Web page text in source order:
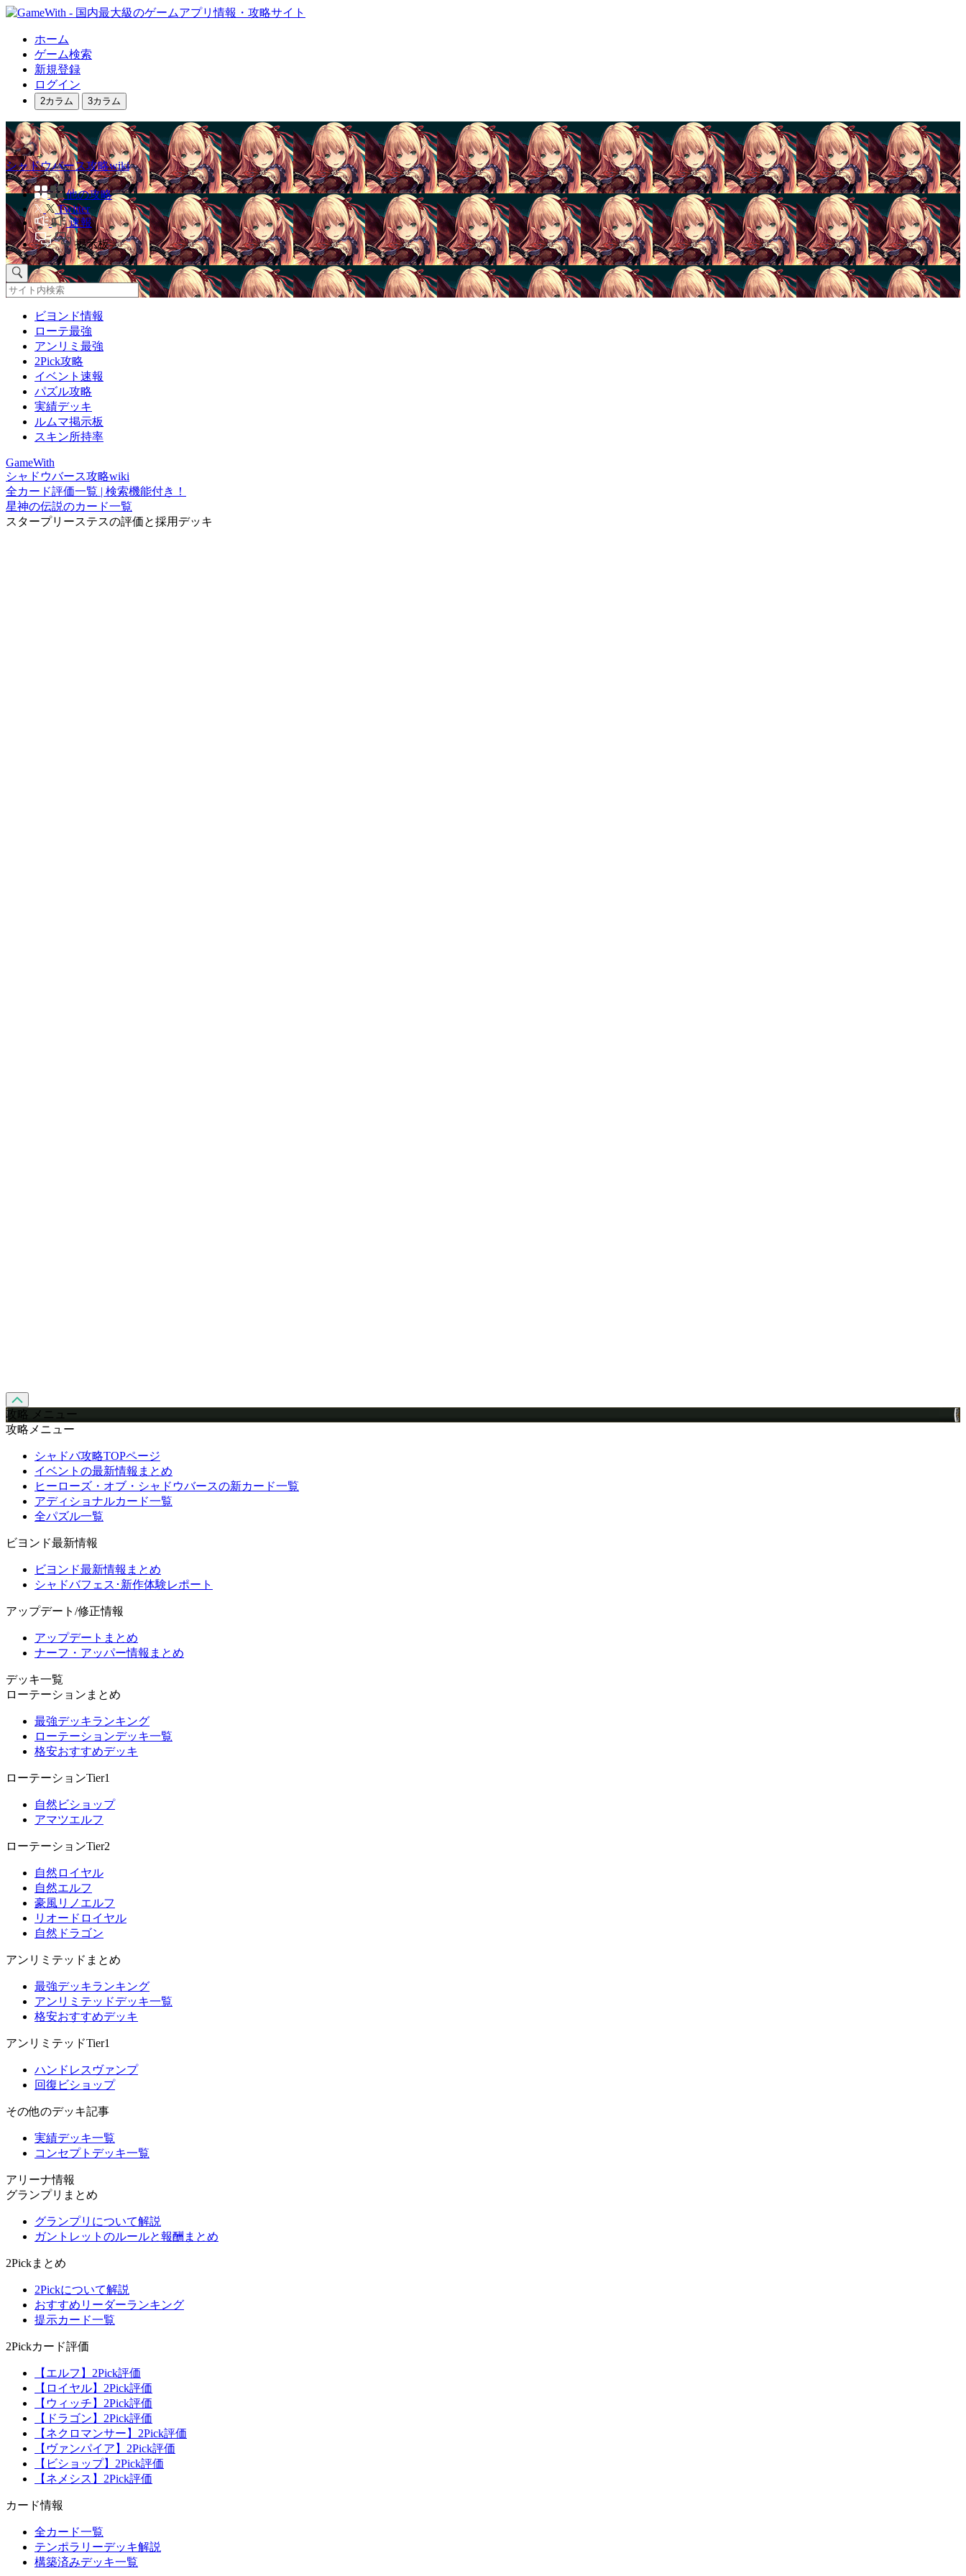
ホーム
ゲーム検索
新規登録
ログイン
2カラム 3カラム
シャドウバース攻略wiki
他の攻略
Twitter
速報
掲示板
ビヨンド情報
ローテ最強
アンリミ最強
2Pick攻略
イベント速報
パズル攻略
実績デッキ
ルムマ掲示板
スキン所持率
GameWith
シャドウバース攻略wiki
全カード評価一覧 | 検索機能付き！
星神の伝説のカード一覧
スタープリーステスの評価と採用デッキ
攻略 メニュー
攻略メニュー
シャドバ攻略TOPページ
イベントの最新情報まとめ
ヒーローズ・オブ・シャドウバースの新カード一覧
アディショナルカード一覧
全パズル一覧
ビヨンド最新情報
ビヨンド最新情報まとめ
シャドバフェス･新作体験レポート
アップデート/修正情報
アップデートまとめ
ナーフ・アッパー情報まとめ
デッキ一覧
ローテーションまとめ
最強デッキランキング
ローテーションデッキ一覧
格安おすすめデッキ
ローテーションTier1
自然ビショップ
アマツエルフ
ローテーションTier2
自然ロイヤル
自然エルフ
豪風リノエルフ
リオードロイヤル
自然ドラゴン
アンリミテッドまとめ
最強デッキランキング
アンリミテッドデッキ一覧
格安おすすめデッキ
アンリミテッドTier1
ハンドレスヴァンプ
回復ビショップ
その他のデッキ記事
実績デッキ一覧
コンセプトデッキ一覧
アリーナ情報
グランプリまとめ
グランプリについて解説
ガントレットのルールと報酬まとめ
2Pickまとめ
2Pickについて解説
おすすめリーダーランキング
提示カード一覧
2Pickカード評価
【エルフ】2Pick評価
【ロイヤル】2Pick評価
【ウィッチ】2Pick評価
【ドラゴン】2Pick評価
【ネクロマンサー】2Pick評価
【ヴァンパイア】2Pick評価
【ビショップ】2Pick評価
【ネメシス】2Pick評価
カード情報
全カード一覧
テンポラリーデッキ解説
構築済みデッキ一覧